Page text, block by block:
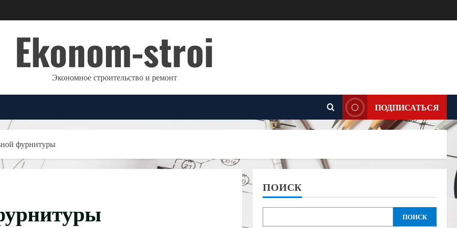
Ekonom-stroi
Экономное строительство и ремонт
ПОДПИСАТЬСЯ
фурнитуры
ПОИСК
ПОИСК